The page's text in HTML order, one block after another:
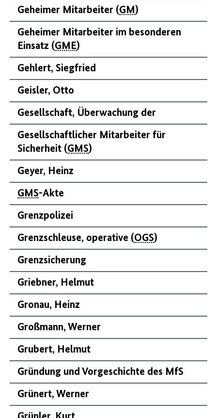
Geheimer Mitarbeiter (GM )
Geheimer Mitarbeiter im besonderen
Einsatz (GME)
Gehlert, Siegfried
Geisler, Otto
Gesellschaft, Überwachung der
Gesellschaftlicher Mitarbeiter für
Sicherheit (GMS)
Geyer, Heinz
GMS-Akte
Grenzpolizei
Grenzschleuse, operative (OGS)
Grenzsicherung
Griebner, Helmut
Gronau, Heinz
Großmann, Werner
Grubert, Helmut
Gründung und Vorgeschichte des MfS
Grünert, Werner